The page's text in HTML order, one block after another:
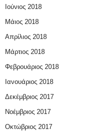
Ιούνιος 2018
Μάιος 2018
Απρίλιος 2018
Μάρτιος 2018
Φεβρουάριος 2018
Ιανουάριος 2018
Δεκέμβριος 2017
Νοέμβριος 2017
Οκτώβριος 2017